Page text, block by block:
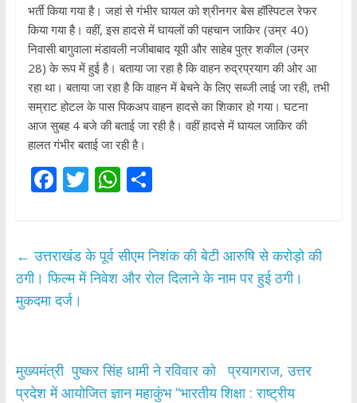
भर्ती किया गया है। जहां से गंभीर घायल को श्रीनगर बेस हॉस्पिटल रेफर
किया गया है। वहीं, इस हादसे में घायलों की पहचान जाकिर (उम्र 40)
निवासी बागुवाला मंडावली नजीबाबाद यूपी और साहेब पुत्र शकील (उम्र
28) के रूप में हुई है। बताया जा रहा है कि वाहन रुद्रप्रयाग की ओर आ
रहा था। बताया जा रहा है कि वाहन में बेचने के लिए सब्जी लाई जा रही, तभी
सम्राट होटल के पास पिकअप वाहन हादसे का शिकार हो गया। घटना
आज सुबह 4 बजे की बताई जा रही है। वहीं हादसे में घायल जाकिर की
हालत गंभीर बताई जा रही है।
F
b
o
o
T
er
W
s
A
S
e
← उत्तराखंड के पूर्व सीएम निशंक की बेटी आरुषि से करोड़ो की
ठगी। फिल्म में निवेश और रोल दिलाने के नाम पर हुई ठगी।
मुकदमा दर्ज।
मुख्यमंत्री पुष्कर सिंह धामी ने रविवार को प्रयागराज, उत्तर
प्रदेश में आयोजित ज्ञान महाकुंभ “भारतीय शिक्षा : राष्ट्रीय